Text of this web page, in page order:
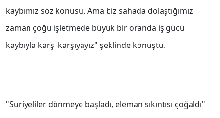
kaybımız söz konusu. Ama biz sahada dolaştığımız
zaman çoğu işletmede büyük bir oranda iş gücü
kaybıyla karşı karşıyayız" şeklinde konuştu.
"Suriyeliler dönmeye başladı, eleman sıkıntısı çoğaldı"